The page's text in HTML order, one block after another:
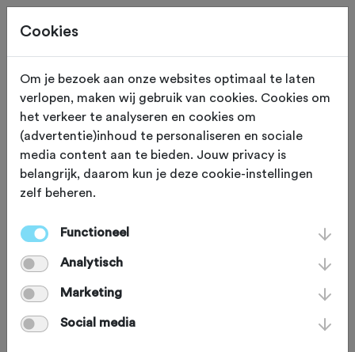
Brakel
Kasteeldreef
De Kasteeldreef is een helling uit de
Ronde van Vlaanderen. Deze brede
asfaltweg was voorheen een
kasseiweg, maar sinds 1963 is er
besloten om de Kasteeldreef te
Cookies
Om je bezoek aan onze websites optimaal te laten
verlopen, maken wij gebruik van cookies. Cookies om
het verkeer te analyseren en cookies om
(advertentie)inhoud te personaliseren en sociale
media content aan te bieden. Jouw privacy is
belangrijk, daarom kun je deze cookie-instellingen
zelf beheren.
Functioneel
Analytisch
Marketing
Social media